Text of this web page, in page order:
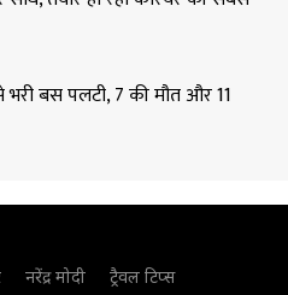
भरी बस पलटी, 7 की मौत और 11
नरेंद्र मोदी
ट्रैवल टिप्स